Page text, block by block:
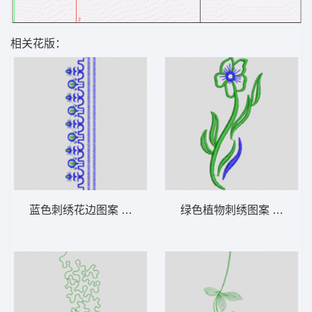
相关花版：
蓝色刺绣花边图案 花型 绿色植物刺绣图案 牛仔裤